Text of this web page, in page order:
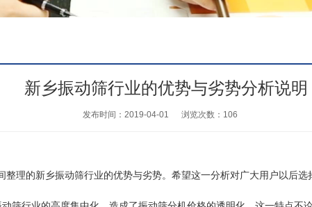
新乡振动筛行业的优势与劣势分析说明
发布时间：2019-04-01 浏览次数： 106
整理的新乡振动筛行业的优势与劣势。希望这一分析对广大用户以后选